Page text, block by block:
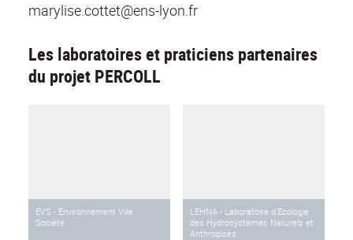
marylise.cottet@ens-lyon.fr
Les laboratoires et praticiens partenaires
du projet PERCOLL
EVS - Environnement Ville
Société
LEHNA - Laboratoire d'Ecologie
des Hydrosystèmes Naturels et
Anthropisés